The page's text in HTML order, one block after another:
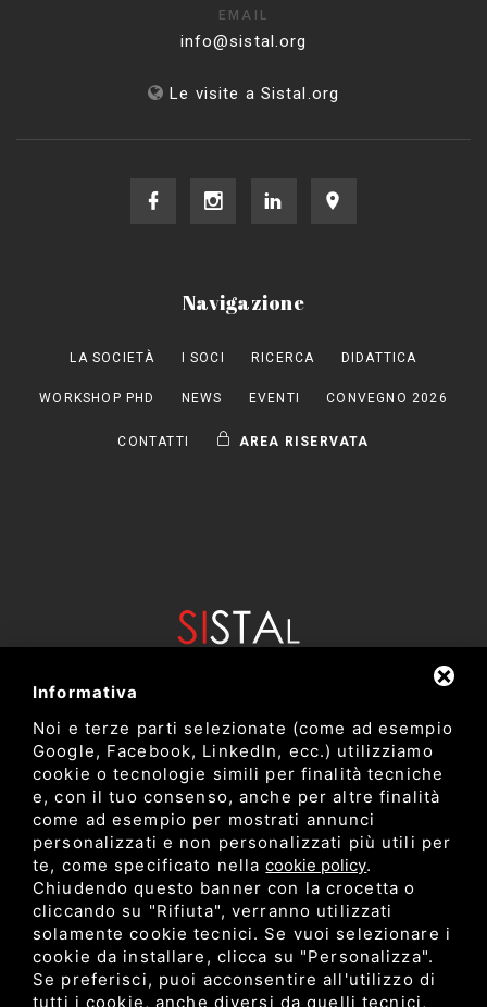
EMAIL
info@sistal.org
Le visite a Sistal.org
Navigazione
LA SOCIETÀ I SOCI RICERCA DIDATTICA
WORKSHOP PHD NEWS EVENTI CONVEGNO 2026
CONTATTI AREA RISERVATA
Dipartimento di Bioscienze e Tecnologie Agro Alimentari e
Ambientali
Università degli Studi di Teramo
C.F. 80052650548 •Privacy•Sitemap • Questo sito è protetto
da Google reCAPTCHA v3,Privacy PolicyeTerms of Service
Google.
Informativa
Noi e terze parti selezionate (come ad esempio
Google, Facebook, LinkedIn, ecc.) utilizziamo
cookie o tecnologie simili per finalità tecniche
e, con il tuo consenso, anche per altre finalità
come ad esempio per mostrati annunci
personalizzati e non personalizzati più utili per
te, come specificato nellacookie policy.
Chiudendo questo banner con la crocetta o
cliccando su "Rifiuta", verranno utilizzati
solamente cookie tecnici. Se vuoi selezionare i
cookie da installare, clicca su "Personalizza".
Se preferisci, puoi acconsentire all'utilizzo di
tutti i cookie, anche diversi da quelli tecnici,